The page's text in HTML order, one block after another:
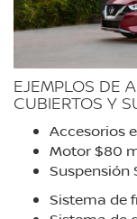
EJEMPLOS DE
CUBIERTOS Y
Accesorios
Motor $80
Suspensión
Sistema de